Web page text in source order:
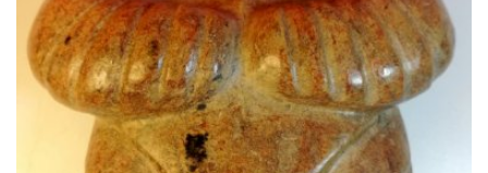
關於我們
聯絡我們
中國玉器發展史